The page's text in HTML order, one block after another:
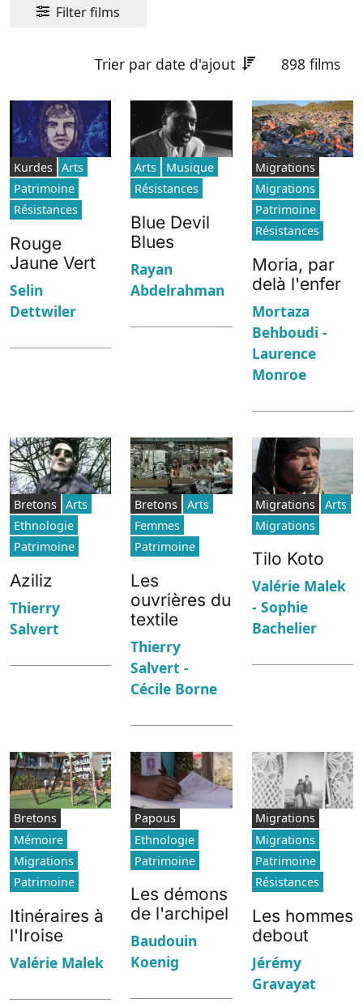
Filter films
Trier par date d'ajout 898 films
Kurdes
Arts
Patrimoine
Résistances
Rouge
Jaune Vert
Selin
Dettwiler
Arts
Musique
Résistances
Blue Devil
Blues
Rayan
Abdelrahman
Migrations
Migrations
Patrimoine
Résistances
Moria, par
delà l'enfer
Mortaza
Behboudi -
Laurence
Monroe
Bretons
Arts
Ethnologie
Patrimoine
Aziliz
Thierry
Salvert
Bretons
Arts
Femmes
Patrimoine
Les
ouvrières du
textile
Thierry
Salvert -
Cécile Borne
Migrations
Arts
Migrations
Tilo Koto
Valérie Malek
- Sophie
Bachelier
Bretons
Mémoire
Migrations
Patrimoine
Itinéraires à
l'Iroise
Valérie Malek
Papous
Ethnologie
Patrimoine
Les démons
de l'archipel
Baudouin
Koenig
Migrations
Migrations
Patrimoine
Résistances
Les hommes
debout
Jérémy
Gravayat